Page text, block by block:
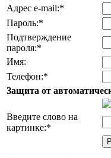
Адрес e-mail:*
Пароль:*
Подтверждение
пароля:*
Имя:
Телефон:*
Защита от
Введите слово на
картинке:*